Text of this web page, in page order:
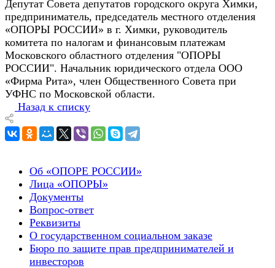
Депутат Совета депутатов городского округа Химки,
предприниматель, председатель местного отделения
«ОПОРЫ РОССИИ» в г. Химки, руководитель
комитета по налогам и финансовым платежам
Московского областного отделения "ОПОРЫ
РОССИИ". Начальник юридического отдела ООО
«Фирма Рита», член Общественного Совета при
УФНС по Московской области.
Назад к списку
Об «ОПОРЕ РОССИИ»
Лица «ОПОРЫ»
Документы
Вопрос-ответ
Реквизиты
О государственном социальном заказе
Бюро по защите прав предпринимателей и
инвесторов